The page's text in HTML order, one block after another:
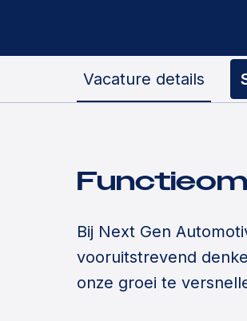
Vacature details
Bij Next Gen
vooruitstrevend
onze groei te